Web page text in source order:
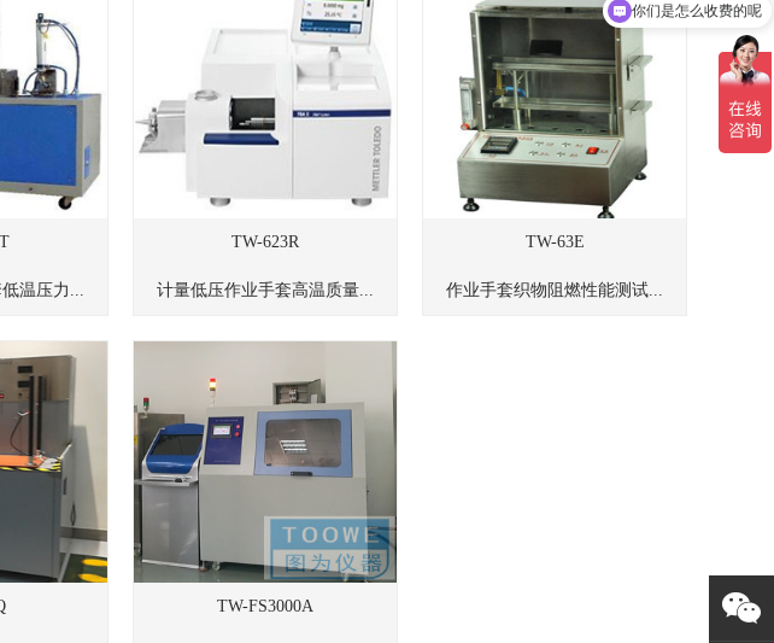
温压力...
TW-623R
计量低压作业手套高温质量...
TW-63E
作业手套织物阻燃性能测试...
TW-FS3000A
你们是怎么收费的呢